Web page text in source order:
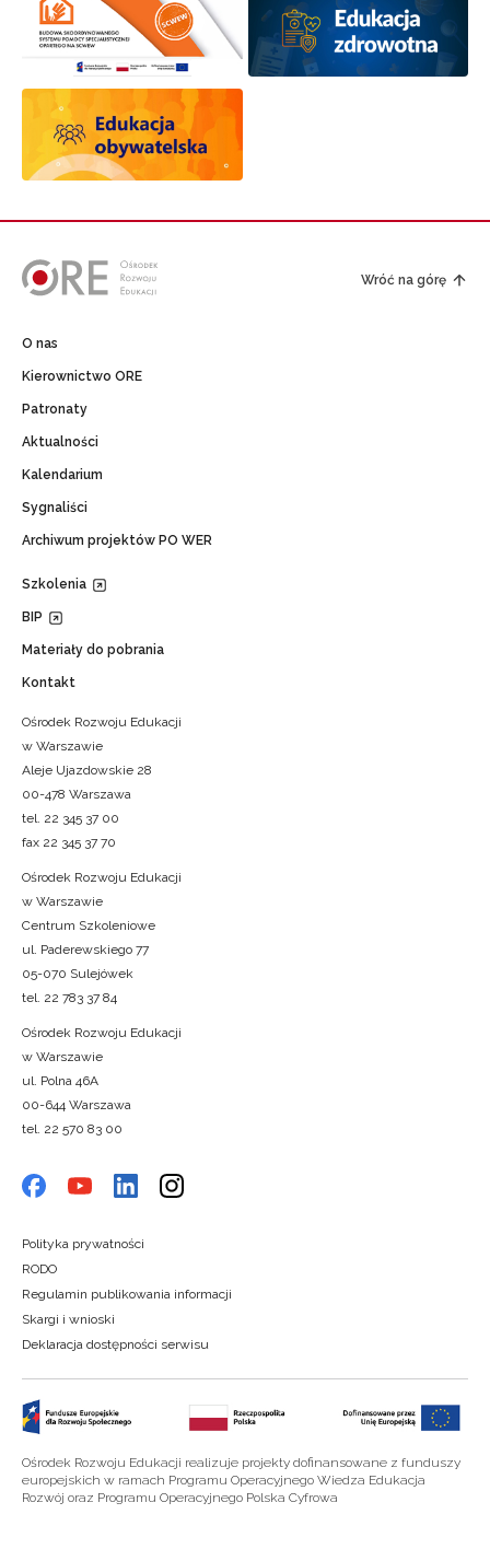
Wróć na górę
O nas
Kierownictwo ORE
Patronaty
Aktualności
Kalendarium
Sygnaliści
Archiwum projektów PO WER
Szkolenia
BIP
Materiały do pobrania
Kontakt
Ośrodek Rozwoju Edukacji
w Warszawie
Aleje Ujazdowskie 28
00-478 Warszawa
tel. 22 345 37 00
fax 22 345 37 70
Ośrodek Rozwoju Edukacji
w Warszawie
Centrum Szkoleniowe
ul. Paderewskiego 77
05-070 Sulejówek
tel. 22 783 37 84
Ośrodek Rozwoju Edukacji
w Warszawie
ul. Polna 46A
00-644 Warszawa
tel. 22 570 83 00
Polityka prywatności
RODO
Regulamin publikowania informacji
Skargi i wnioski
Deklaracja dostępności serwisu
Ośrodek Rozwoju Edukacji realizuje projekty dofinansowane z funduszy
europejskich w ramach Programu Operacyjnego Wiedza Edukacja
Rozwój oraz Programu Operacyjnego Polska Cyfrowa